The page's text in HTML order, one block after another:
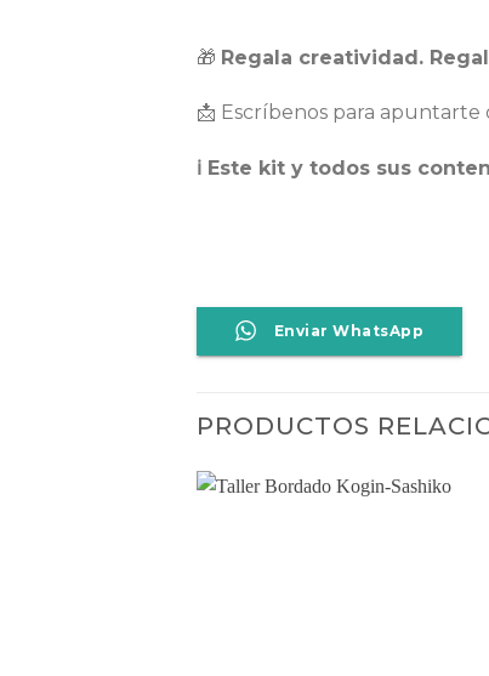
🎁 Regala creatividad.
📩 Escríbenos para apuntarte
ℹ️ Este kit y todos sus
Enviar WhatsApp
PRODUCTOS